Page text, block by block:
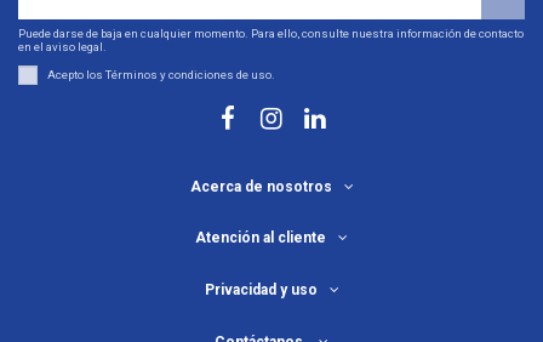
Puede darse de baja en cualquier momento. Para ello, consulte nuestra información de contacto
en el aviso legal.
Acepto los Términos y condiciones de uso
Acerca de nosotros
Atención al cliente
Privacidad y uso